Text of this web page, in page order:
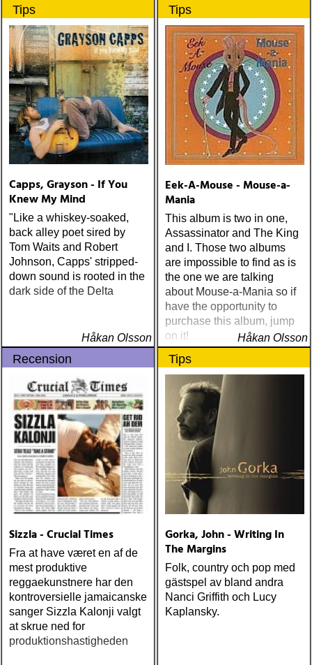
Tips
Capps, Grayson - If You
Knew My Mind
"Like a whiskey-soaked,
back alley poet sired by
Tom Waits and Robert
Johnson, Capps' stripped-
down sound is rooted in the
dark side of the Delta
Håkan Olsson
Tips
Eek-A-Mouse - Mouse-a-
Mania
This album is two in one,
Assassinator and The King
and I. Those two albums
are impossible to find as is
the one we are talking
about Mouse-a-Mania so if
have the opportunity to
purchase this album, jump
on it!
Håkan Olsson
Recension
Sizzla - Crucial Times
Fra at have været en af de
mest produktive
reggaekunstnere har den
kontroversielle jamaicanske
sanger Sizzla Kalonji valgt
at skrue ned for
produktionshastigheden
Tips
Gorka, John - Writing In
The Margins
Folk, country och pop med
gästspel av bland andra
Nanci Griffith och Lucy
Kaplansky.